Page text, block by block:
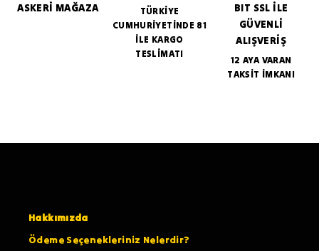
ASKERİ MAĞAZA
TÜRKİYE
CUMHURİYETİNDE 81
İLE KARGO
TESLİMATI
BIT SSL İLE
GÜVENLİ
ALIŞVERİŞ
12 AYA VARAN
TAKSİT İMKANI
Hakkımızda
Ödeme Seçenekleriniz Nelerdir?